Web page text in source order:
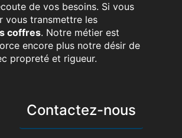
de vos besoins. Si vous
vous transmettre les
coffres. Notre métier est
encore plus notre désir de
propreté et rigueur.
Contactez-nous